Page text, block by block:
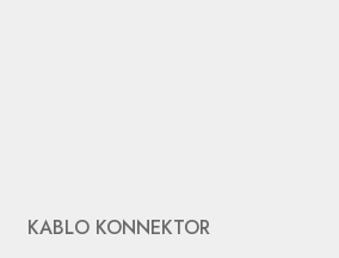
KABLO KONNEKTOR